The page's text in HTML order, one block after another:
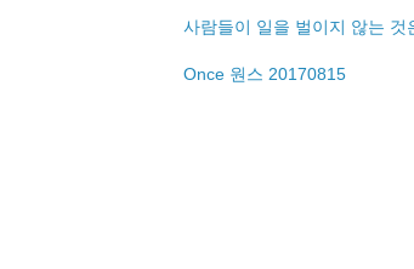
사람들이 일을 벌이지 않는
Once 원스 20170815